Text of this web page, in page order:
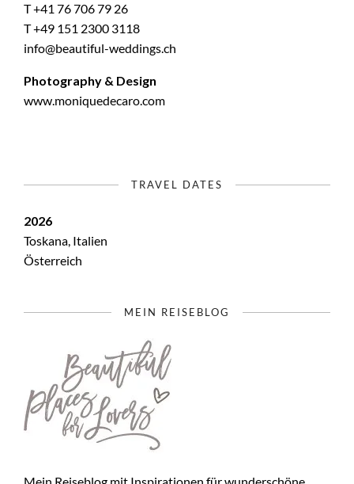
T +41 76 706 79 26
T +49 151 2300 3118
info@beautiful-weddings.ch
Photography & Design
www.moniquedecaro.com
TRAVEL DATES
2026
Toskana, Italien
Österreich
MEIN REISEBLOG